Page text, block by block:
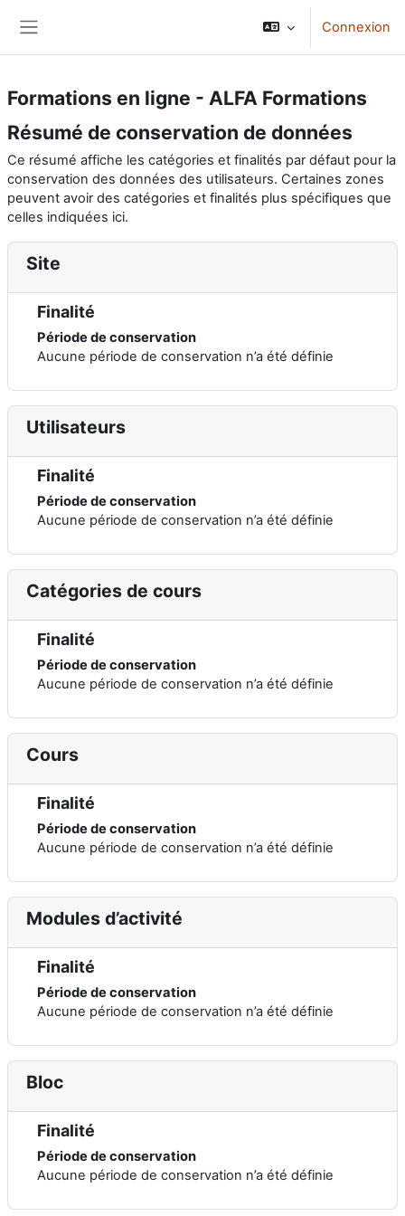
Connexion
Formations en ligne - ALFA Formations
Résumé de conservation de données
Ce résumé affiche les catégories et finalités par défaut pour la
conservation des données des utilisateurs. Certaines zones
peuvent avoir des catégories et finalités plus spécifiques que
celles indiquées ici.
Site
Finalité
Période de conservation
Aucune période de conservation n’a été définie
Utilisateurs
Finalité
Période de conservation
Aucune période de conservation n’a été définie
Catégories de cours
Finalité
Période de conservation
Aucune période de conservation n’a été définie
Cours
Finalité
Période de conservation
Aucune période de conservation n’a été définie
Modules d’activité
Finalité
Période de conservation
Aucune période de conservation n’a été définie
Bloc
Finalité
Période de conservation
Aucune période de conservation n’a été définie